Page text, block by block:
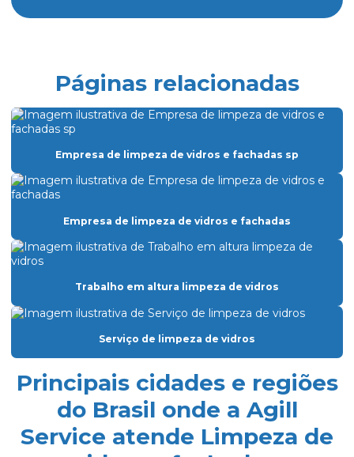
Eletricista de manutenção predial
Empresa de dedetização
Empresa especializada em limpeza de vidros
Empresa de facilities prediais
Empresa facility serviços gerais
Empresa de lavagem de fachada de vidro
Empresa de limpeza condominio
Empresa de limpeza de fachada de prédio
Empresa de limpeza de fachadas
Empresa de limpeza facility
Empresa de limpeza pós obra
Empresa de limpeza pós obra são paulo
Páginas relacionadas
Empresa de limpeza de vidros e fachadas sp
Empresa de limpeza de vidros e fachadas
Trabalho em altura limpeza de vidros
Serviço de limpeza de vidros
Principais cidades e regiões
do Brasil onde a Agill
Service atende Limpeza de